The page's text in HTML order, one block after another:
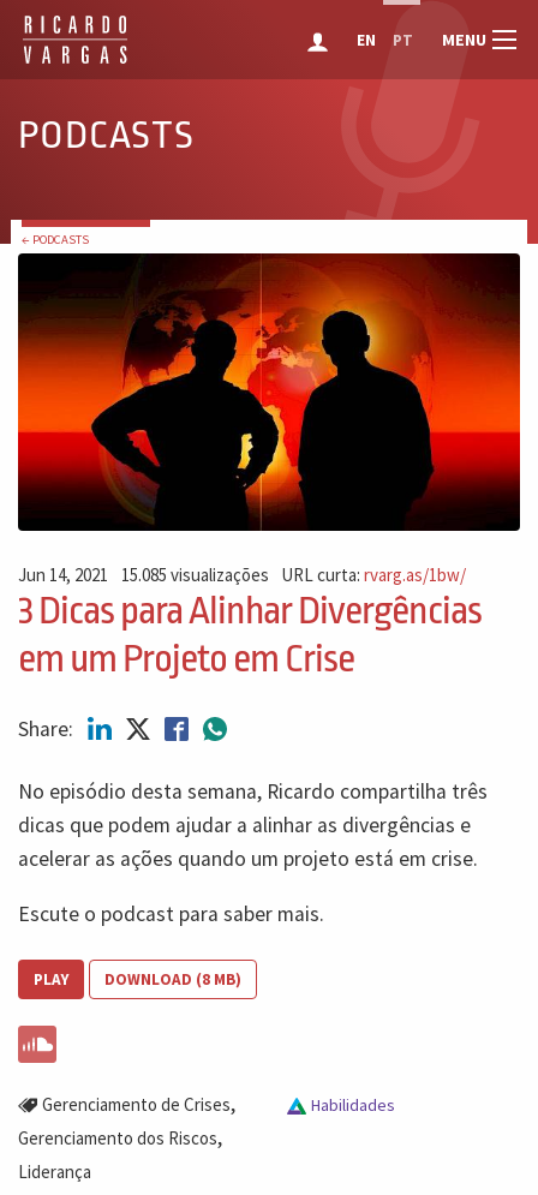
EN PT MENU
PODCASTS
← PODCASTS
Jun 14, 2021 15.085 visualizações URL curta:rvarg.as/1bw/
3 Dicas para Alinhar Divergências
em um Projeto em Crise
Share:
No episódio desta semana, Ricardo compartilha três
dicas que podem ajudar a alinhar as divergências e
acelerar as ações quando um projeto está em crise.
Escute o podcast para saber mais.
PLAY DOWNLOAD (8 MB)
Gerenciamento de Crises,
Gerenciamento dos Riscos,
Liderança
Habilidades